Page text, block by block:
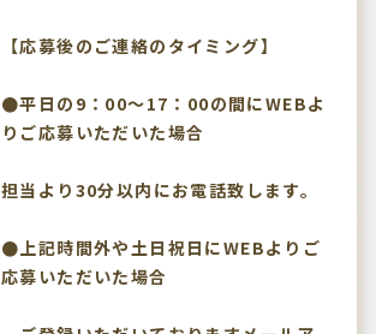
【応募後のご連絡のタイミング】
●平日の9：00～17：00の間にWEBよ
りご応募いただいた場合
担当より30分以内にお電話致します。
●上記時間外や土日祝日にWEBよりご
応募いただいた場合